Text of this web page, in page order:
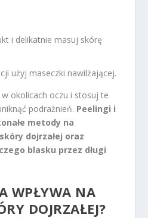
i delikatnie masuj skórę
użyj maseczki nawilżającej.
okolicach oczu i stosuj te
podrażnień. Peelingi i
metody na
dojrzałej oraz
blasku przez długi
WPŁYWA NA
DOJRZAŁEJ?